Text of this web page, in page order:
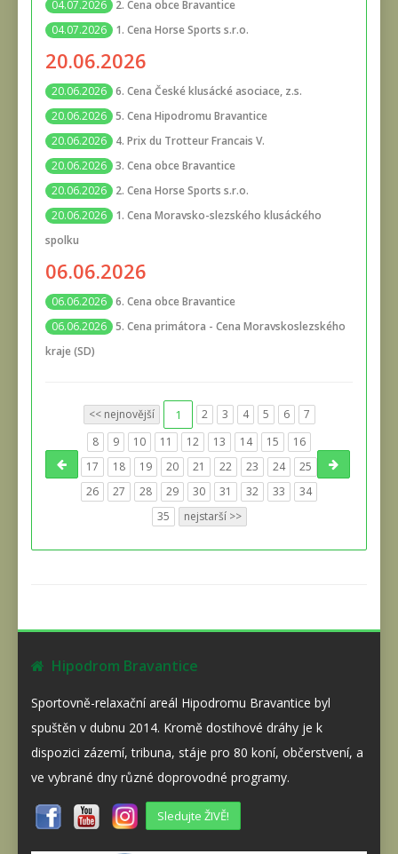
04.07.2026
2. Cena obce Bravantice
04.07.2026
1. Cena Horse Sports s.r.o.
20.06.2026
20.06.2026 6. Cena České klusácké asociace, z.s.
20.06.2026 5. Cena Hipodromu Bravantice
20.06.2026
4. Prix du Trotteur Francais V.
20.06.2026 3. Cena obce Bravantice
20.06.2026
2. Cena Horse Sports s.r.o.
20.06.2026
1. Cena Moravsko-slezského klusáckého
spolku
06.06.2026
06.06.2026 6. Cena obce Bravantice
06.06.2026 5. Cena primátora - Cena Moravskoslezského
kraje (SD)
<< nejnovější 1 2 3 4 5 6
7
8
9 10 11 12 13 14 15
16
17
18 19 20 21 22 23 24
25
26
27 28 29 30 31 32 33
34
35
nejstarší >>
Hipodrom Bravantice
Sportovně-relaxační areál Hipodromu Bravantice byl
spuštěn v dubnu 2014. Kromě dostihové dráhy je k
dispozici zázemí, tribuna, stáje pro 80 koní, občerstvení, a
ve vybrané dny různé doprovodné programy.
Sledujte ŽIVĚ!